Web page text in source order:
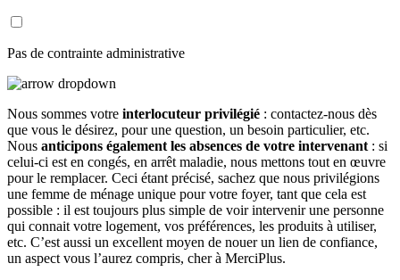
Pas de contrainte administrative
Nous sommes votre interlocuteur privilégié : contactez-nous dès
que vous le désirez, pour une question, un besoin particulier, etc.
Nous anticipons également les absences de votre intervenant : si
celui-ci est en congés, en arrêt maladie, nous mettons tout en œuvre
pour le remplacer. Ceci étant précisé, sachez que nous privilégions
une femme de ménage unique pour votre foyer, tant que cela est
possible : il est toujours plus simple de voir intervenir une personne
qui connait votre logement, vos préférences, les produits à utiliser,
etc. C’est aussi un excellent moyen de nouer un lien de confiance,
un aspect vous l’aurez compris, cher à MerciPlus.